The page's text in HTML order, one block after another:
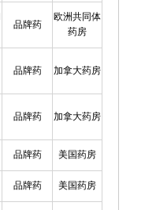
品牌药
欧洲共同体
药房
品牌药 加拿大药房
品牌药 加拿大药房
品牌药 美国药房
品牌药 美国药房